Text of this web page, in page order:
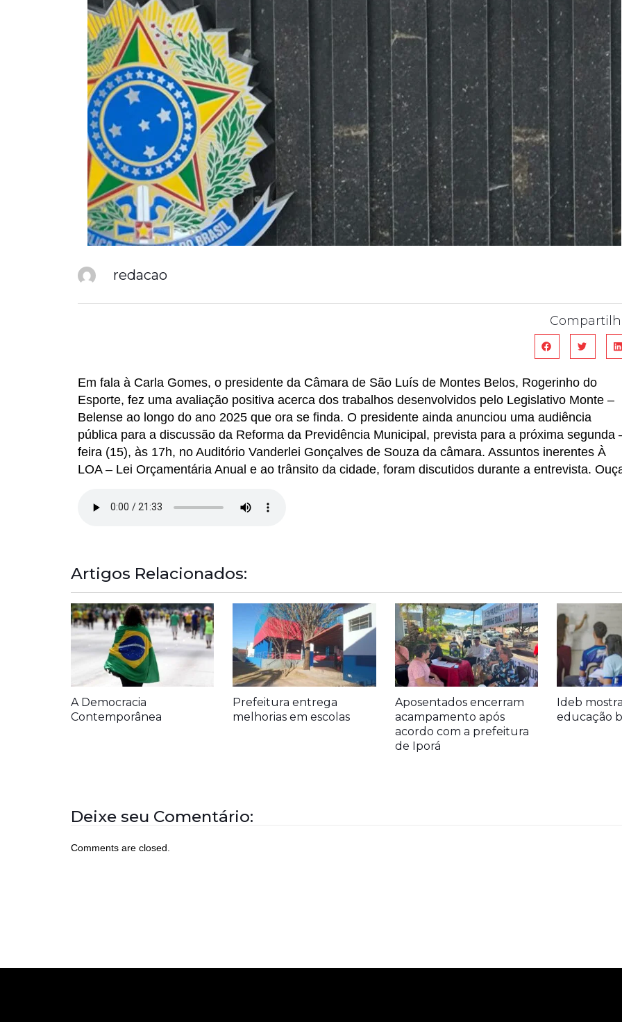
redacao
Em fala à Carla Gomes, o presidente da Câmara de São Luís de Montes Belos, Rogerinho do
Esporte, fez uma avaliação positiva acerca dos trabalhos desenvolvidos pelo Legislativo Monte –
Belense ao longo do ano 2025 que ora se finda. O presidente ainda anunciou uma audiência
pública para a discussão da Reforma da Previdência Municipal, prevista para a próxima segunda
feira (15), às 17h, no Auditório Vanderlei Gonçalves de Souza da câmara. Assuntos inerentes À
LOA – Lei Orçamentária Anual e ao trânsito da cidade, foram discutidos durante a entrevista.
Artigos Relacionados:
A Democracia
Contemporânea
Prefeitura entrega
melhorias em escolas
Aposentados encerram
acampamento após
acordo com a prefeitura
de Iporá
Ideb
educação
Deixe seu Comentário:
Comments are closed.